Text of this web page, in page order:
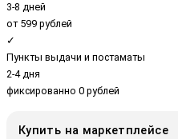
3-8 дней
от 599 рублей
✓
Пункты выдачи и постаматы
2-4 дня
фиксированно 0 рублей
Купить на маркетплейсе